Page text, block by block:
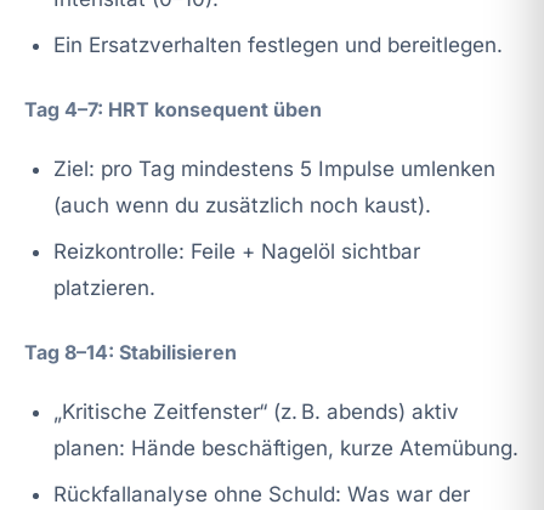
Ein Ersatzverhalten festlegen und bereitlegen.
Tag 4–7: HRT konsequent üben
Ziel: pro Tag mindestens 5 Impulse umlenken
(auch wenn du zusätzlich noch kaust).
Reizkontrolle: Feile + Nagelöl sichtbar
platzieren.
Tag 8–14: Stabilisieren
„Kritische Zeitfenster“ (z. B. abends) aktiv
planen: Hände beschäftigen, kurze Atemübung.
Rückfallanalyse ohne Schuld: Was war der